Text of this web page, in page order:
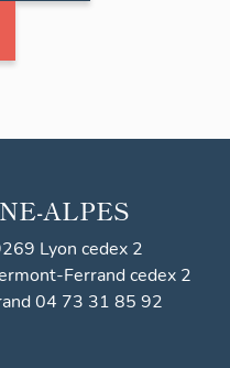
ALPES
Lyon cedex 2
Ferrand cedex 2
04 73 31 85 92